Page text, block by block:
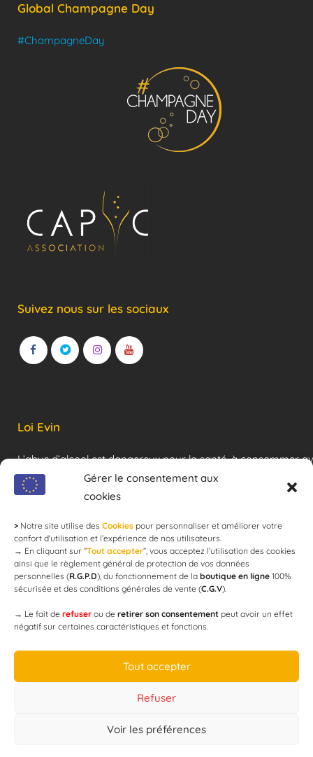
Gérer le consentement aux
cookies
> Notre site utilise des Cookies pour personnaliser et améliorer votre
confort d'utilisation et l’expérience de nos utilisateurs.
→ En cliquant sur ”Tout accepter”, vous acceptez l’utilisation des cookies
ainsi que le règlement général de protection de vos données
personnelles (R.G.P.D), du fonctionnement de la boutique en ligne 100%
sécurisée et des conditions générales de vente (C.G.V).
→ Le fait de refuser ou de retirer son consentement peut avoir un effet
négatif sur certaines caractéristiques et fonctions.
Tout accepter
Refuser
Voir les préférences
Global Champagne Day
#ChampagneDay
Suivez nous sur les sociaux
Loi Evin
L’abus d’alcool est dangereux pour la santé, à consommer
modération !
Newsletter
email
Designed byWEB3-DESIGN